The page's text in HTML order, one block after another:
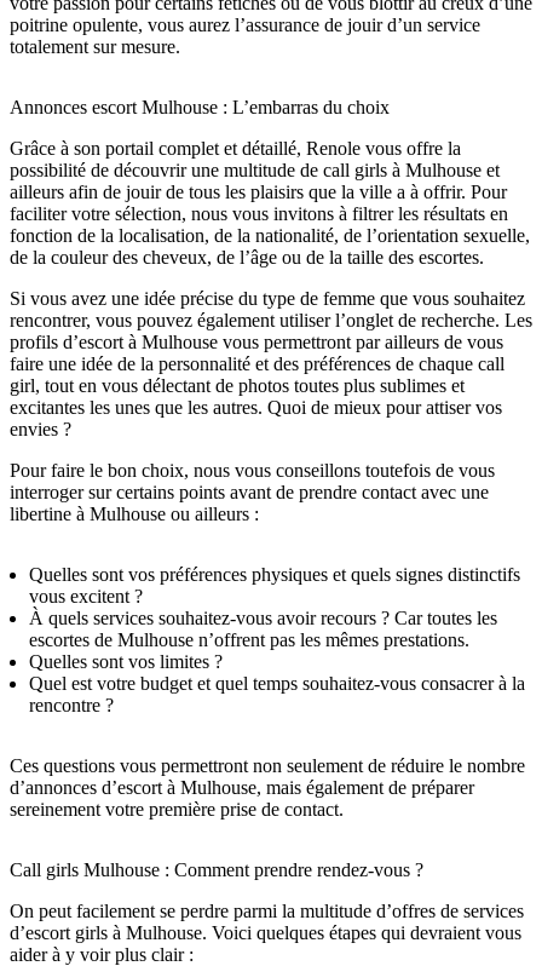
poitrine opulente, vous aurez l’assurance de jouir d’un service
totalement sur mesure.
Annonces escort Mulhouse : L’embarras du choix
Grâce à son portail complet et détaillé, Renole vous offre la
possibilité de découvrir une multitude de call girls à Mulhouse et
ailleurs afin de jouir de tous les plaisirs que la ville a à offrir. Pour
faciliter votre sélection, nous vous invitons à filtrer les résultats en
fonction de la localisation, de la nationalité, de l’orientation sexuelle,
de la couleur des cheveux, de l’âge ou de la taille des escortes.
Si vous avez une idée précise du type de femme que vous souhaitez
rencontrer, vous pouvez également utiliser l’onglet de recherche. Les
profils d’escort à Mulhouse vous permettront par ailleurs de vous
faire une idée de la personnalité et des préférences de chaque call
girl, tout en vous délectant de photos toutes plus sublimes et
excitantes les unes que les autres. Quoi de mieux pour attiser vos
envies ?
Pour faire le bon choix, nous vous conseillons toutefois de vous
interroger sur certains points avant de prendre contact avec une
libertine à Mulhouse ou ailleurs :
Quelles sont vos préférences physiques et quels signes distinctifs
vous excitent ?
À quels services souhaitez-vous avoir recours ? Car toutes les
escortes de Mulhouse n’offrent pas les mêmes prestations.
Quelles sont vos limites ?
Quel est votre budget et quel temps souhaitez-vous consacrer à la
rencontre ?
Ces questions vous permettront non seulement de réduire le nombre
d’annonces d’escort à Mulhouse, mais également de préparer
sereinement votre première prise de contact.
Call girls Mulhouse : Comment prendre rendez-vous ?
On peut facilement se perdre parmi la multitude d’offres de services
d’escort girls à Mulhouse. Voici quelques étapes qui devraient vous
aider à y voir plus clair :